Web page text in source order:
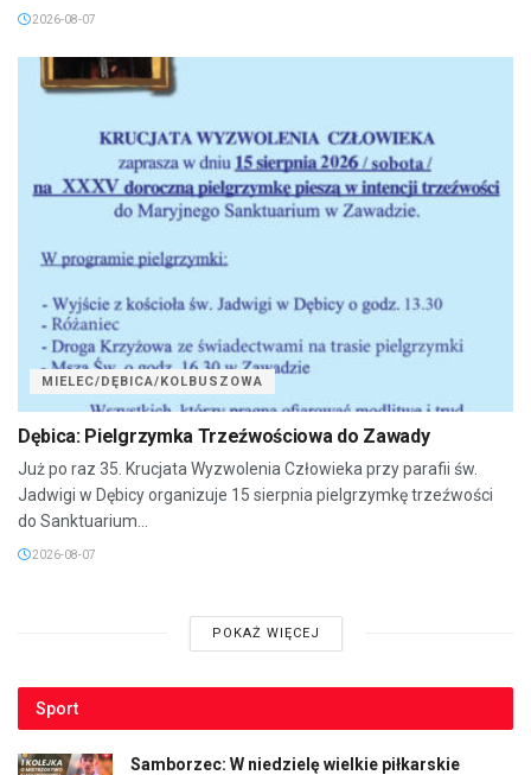
2026-08-07
MIELEC/DĘBICA/KOLBUSZOWA
Dębica: Pielgrzymka Trzeźwościowa do Zawady
Już po raz 35. Krucjata Wyzwolenia Człowieka przy parafii św.
Jadwigi w Dębicy organizuje 15 sierpnia pielgrzymkę trzeźwości
do Sanktuarium...
2026-08-07
POKAŻ WIĘCEJ
Sport
Samborzec: W niedzielę wielkie piłkarskie